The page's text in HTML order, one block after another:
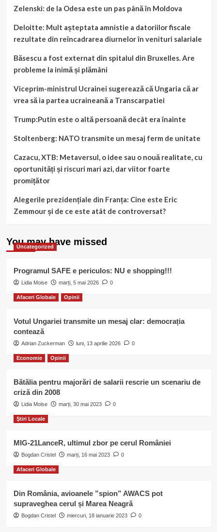
Zelenski: de la Odesa este un pas până în Moldova
Deloitte: Mult așteptata amnistie a datoriilor fiscale
rezultate din reîncadrarea diurnelor în venituri salariale
Băsescu a fost externat din spitalul din Bruxelles. Are
probleme la inimă și plămâni
Viceprim-ministrul Ucrainei sugerează că Ungaria că ar
vrea să ia partea ucraineană a Transcarpatiei
Trump:Putin este o altă persoană decât era înainte
Stoltenberg: NATO transmite un mesaj ferm de unitate
Cazacu, XTB: Metaversul, o idee sau o nouă realitate, cu
oportunități și riscuri mari azi, dar viitor foarte
promițător
Alegerile prezidențiale din Franța: Cine este Eric
Zemmour și de ce este atât de controversat?
You may have missed
Uncategorized
Programul SAFE e periculos: NU e shopping!!!
Lidia Moise marți, 5 mai 2026 0
Afaceri Globale Opinii
Votul Ungariei transmite un mesaj clar: democrația
contează
Adrian Zuckerman luni, 13 aprilie 2026 0
Economie Opinii
Bătălia pentru majorări de salarii rescrie un scenariu de
criză din 2008
Lidia Moise marți, 30 mai 2023 0
Ştiri Locale
MIG-21LanceR, ultimul zbor pe cerul României
Bogdan Cristel marți, 16 mai 2023 0
Afaceri Globale
Din România, avioanele ”spion” AWACS pot
supraveghea cerul și Marea Neagră
Bogdan Cristel miercuri, 18 ianuarie 2023 0